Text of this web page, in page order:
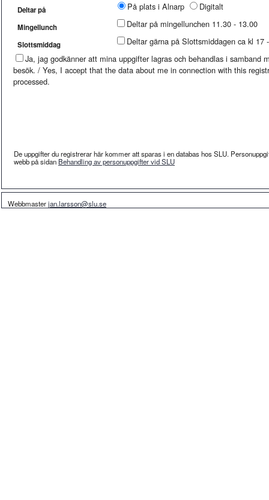
Deltar på
På plats i Alnarp Digitalt
Mingellunch Deltar på mingellunchen 11.30 - 13.00
Slottsmiddag
Deltar gärna på Slottsmiddagen ca kl 17
Ja, jag godkänner att mina uppgifter lagras och behandlas i samband
besök. / Yes, I accept that the data about me in connection with this
processed.
De uppgifter du registrerar här kommer att sparas i en databas hos SLU.
webb på sidan Behandling av personuppgifter vid SLU
Webbmasterjan.larsson@slu.se